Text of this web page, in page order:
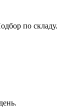
по складу.